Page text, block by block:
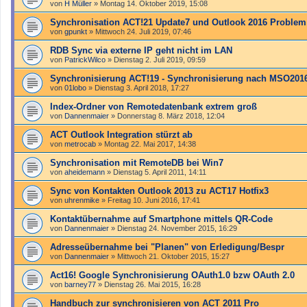
von H Müller » Montag 14. Oktober 2019, 15:08
Synchronisation ACT!21 Update7 und Outlook 2016 Problem
von gpunkt » Mittwoch 24. Juli 2019, 07:46
RDB Sync via externe IP geht nicht im LAN
von PatrickWilco » Dienstag 2. Juli 2019, 09:59
Synchronisierung ACT!19 - Synchronisierung nach
von 01lobo » Dienstag 3. April 2018, 17:27
Index-Ordner von Remotedatenbank extrem groß
von Dannenmaier » Donnerstag 8. März 2018, 12:04
ACT Outlook Integration stürzt ab
von metrocab » Montag 22. Mai 2017, 14:38
Synchronisation mit RemoteDB bei Win7
von aheidemann » Dienstag 5. April 2011, 14:11
Sync von Kontakten Outlook 2013 zu ACT17 Hotfix3
von uhrenmike » Freitag 10. Juni 2016, 17:41
Kontaktübernahme auf Smartphone mittels QR-Code
von Dannenmaier » Dienstag 24. November 2015, 16:29
Adresseübernahme bei "Planen" von Erledigung/Bespr
von Dannenmaier » Mittwoch 21. Oktober 2015, 15:27
Act16! Google Synchronisierung OAuth1.0 bzw OAuth 2.0
von barney77 » Dienstag 26. Mai 2015, 16:28
Handbuch zur synchronisieren von ACT 2011 Pro